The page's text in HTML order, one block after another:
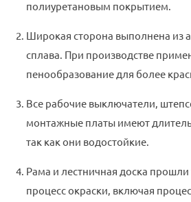
полиуретановым покрытием.
Широкая сторона выполнена из
сплава. При производстве
пенообразование для более
Все рабочие выключатели,
монтажные платы имеют
так как они водостойкие.
Рама и лестничная доска
процесс окраски, включая